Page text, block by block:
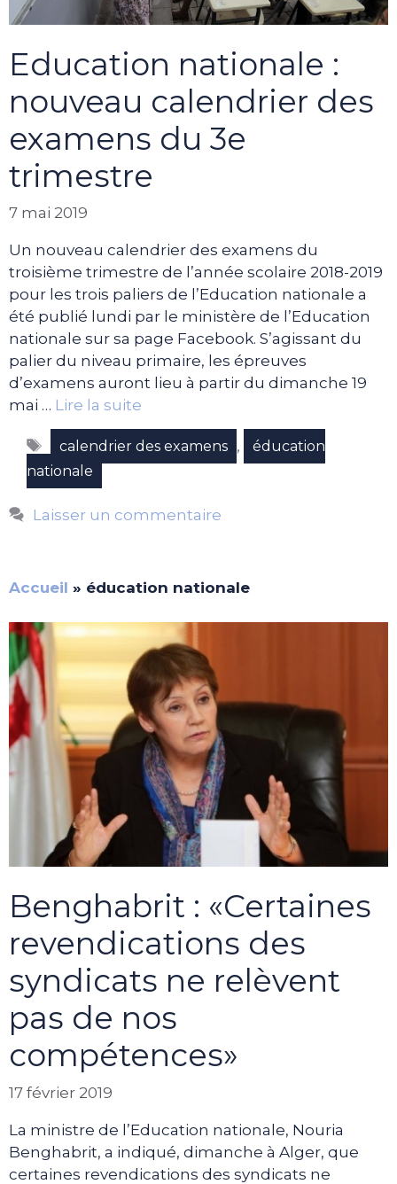
Education nationale :
nouveau calendrier des
examens du 3e
trimestre
7 mai 2019
Un nouveau calendrier des examens du
troisième trimestre de l’année scolaire 2018-2019
pour les trois paliers de l’Education nationale a
été publié lundi par le ministère de l’Education
nationale sur sa page Facebook. S’agissant du
palier du niveau primaire, les épreuves
d’examens auront lieu à partir du dimanche 19
mai … Lire la suite
Étiquettes
calendrier des examens ,
éducation
nationale
Laisser un commentaire
Accueil » éducation nationale
Benghabrit : «Certaines
revendications des
syndicats ne relèvent
pas de nos
compétences»
17 février 2019
La ministre de l’Education nationale, Nouria
Benghabrit, a indiqué, dimanche à Alger, que
certaines revendications des syndicats ne